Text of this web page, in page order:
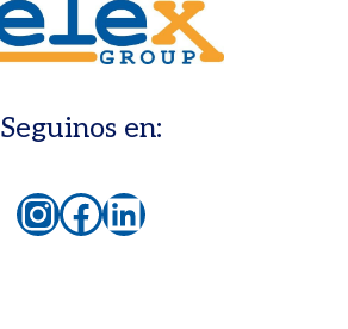
Seguinos en:
Instagram
Facebook
LinkedIn